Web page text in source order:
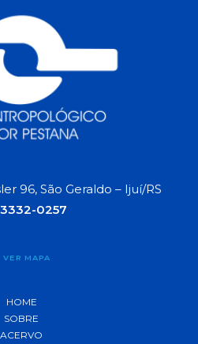
96, São Geraldo – Ijuí/RS
3332-0257
VER MAPA
HOME
SOBRE
ACERVO